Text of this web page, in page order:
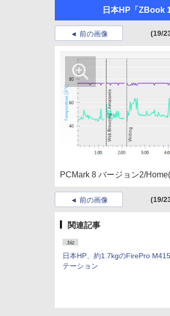
日本HP「ZBook
前の画像 (19/
PCMark 8 バージョン2/
前の画像 (19/
関連記事
.biz
日本HP、約1.7kgのFirePro
テーション